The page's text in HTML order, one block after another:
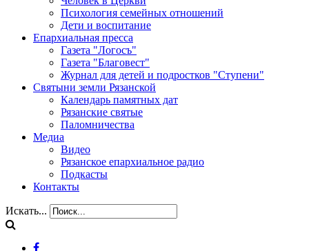
Психология семейных отношений
Дети и воспитание
Епархиальная пресса
Газета "Логосъ"
Газета "Благовест"
Журнал для детей и подростков "Ступени"
Святыни земли Рязанской
Календарь памятных дат
Рязанские святые
Паломничества
Медиа
Видео
Рязанское епархиальное радио
Подкасты
Контакты
Искать...